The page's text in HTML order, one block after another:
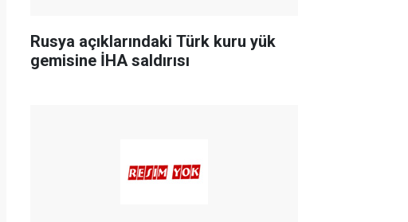
Rusya açıklarındaki Türk kuru yük
gemisine İHA saldırısı